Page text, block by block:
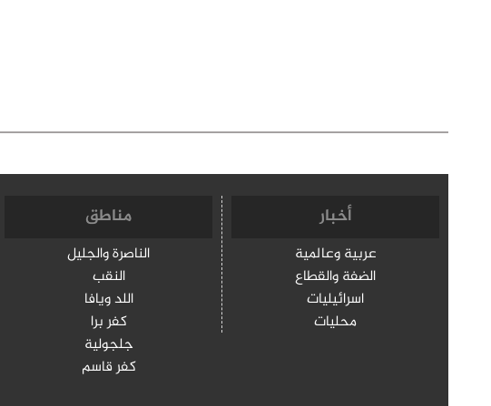
أخبار
عربية وعالمية
الضفة والقطاع
اسرائيليات
محليات
مناطق
الناصرة والجليل
النقب
اللد ويافا
كفر برا
جلجولية
كفر قاسم